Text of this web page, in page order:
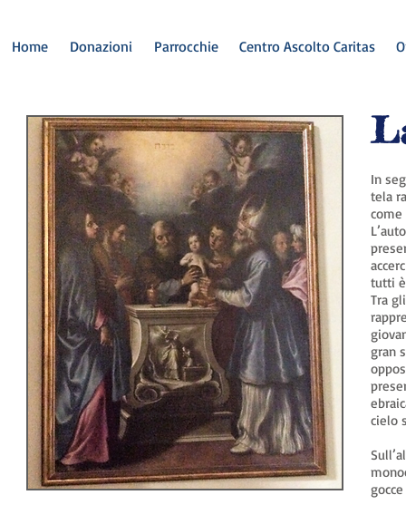
Home Donazioni Parrocchie Centro Ascolto Caritas
In
tela
tutti
Tra
gran
cielo